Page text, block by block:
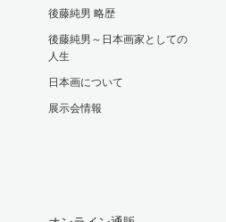
後藤純男 略歴
後藤純男～日本画家としての
人生
日本画について
展示会情報